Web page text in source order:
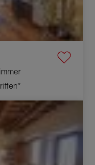
4 Zimmer 150 m²